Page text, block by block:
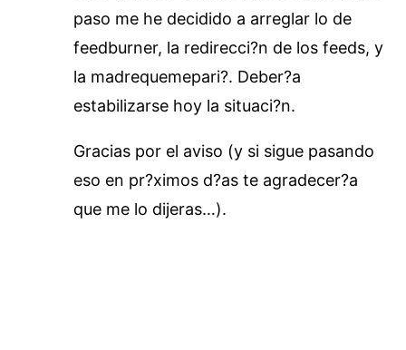
paso me he decidido a arreglar lo de
feedburner, la redirecci?n de los feeds, y
la madrequemepari?. Deber?a
estabilizarse hoy la situaci?n.
Gracias por el aviso (y si sigue pasando
eso en pr?ximos d?as te agradecer?a
que me lo dijeras…).